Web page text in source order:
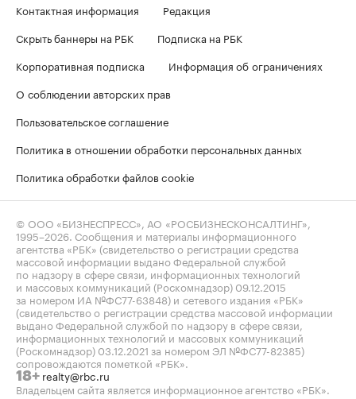
Контактная информация
Редакция
Скрыть баннеры на РБК
Подписка на РБК
Корпоративная подписка
Информация об ограничениях
О соблюдении авторских прав
Пользовательское соглашение
Политика в отношении обработки персональных данных
Политика обработки файлов cookie
© ООО «БИЗНЕСПРЕСС», АО «РОСБИЗНЕСКОНСАЛТИНГ»,
1995–2026 . Сообщения и материалы информационного
агентства «РБК» (свидетельство о регистрации средства
массовой информации выдано Федеральной службой
по надзору в сфере связи, информационных технологий
и массовых коммуникаций (Роскомнадзор) 09.12.2015
за номером ИА №ФС77-63848) и сетевого издания «РБК»
(свидетельство о регистрации средства массовой информации
выдано Федеральной службой по надзору в сфере связи,
информационных технологий и массовых коммуникаций
(Роскомнадзор) 03.12.2021 за номером ЭЛ №ФС77-82385)
сопровождаются пометкой «РБК».
18+ realty@rbc.ru
Владельцем сайта является информационное агентство «РБК».